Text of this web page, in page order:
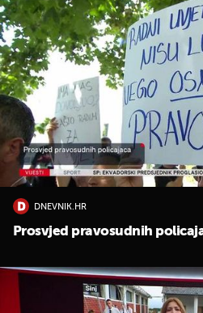
DNEVNIK.HR
Prosvjed pravosudnih